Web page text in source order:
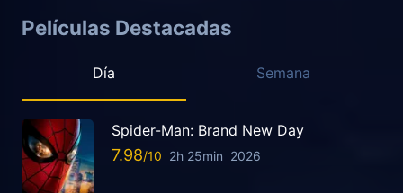
Películas Destacadas
Día Semana
Spider-Man: Brand New Day
7.98 2h 25min 2026